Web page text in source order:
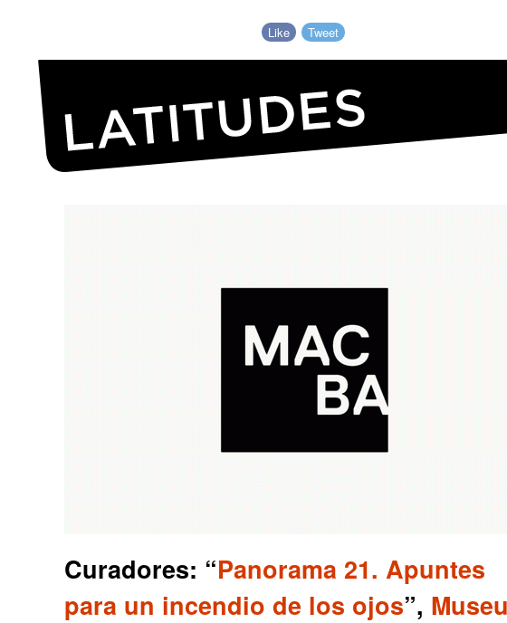
Like Tweet
Curadores: “Panorama 21. Apuntes
para un incendio de los ojos”,